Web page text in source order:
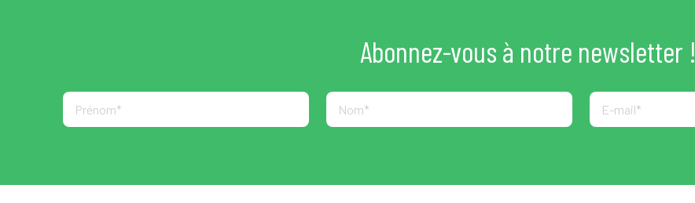
Abonnez-vous à notre newsletter !